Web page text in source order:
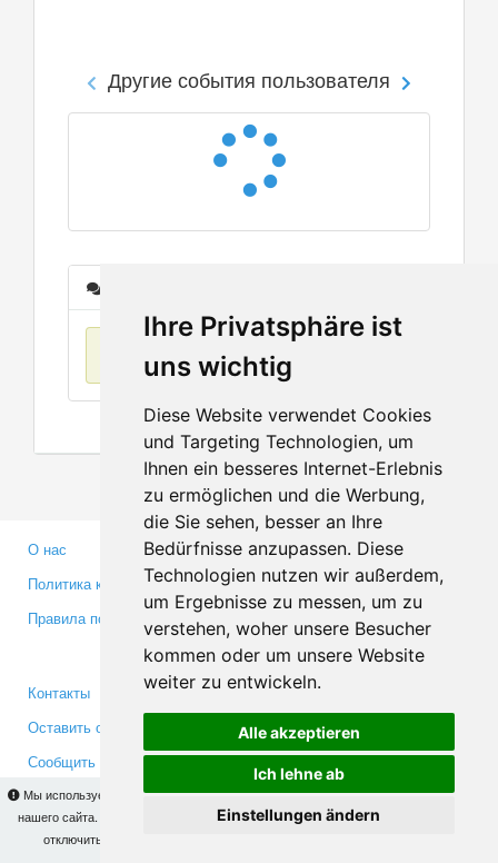
Ihre Privatsphäre ist
uns wichtig
Diese Website verwendet Cookies
und Targeting Technologien, um
Ihnen ein besseres Internet-Erlebnis
zu ermöglichen und die Werbung,
die Sie sehen, besser an Ihre
Bedürfnisse anzupassen. Diese
Technologien nutzen wir außerdem,
um Ergebnisse zu messen, um zu
verstehen, woher unsere Besucher
kommen oder um unsere Website
weiter zu entwickeln.
Alle akzeptieren
Ich lehne ab
Einstellungen ändern
Мы используем cookies для того, чтобы Вы могли использовать весь функционал
нашего сайта. На
Вы сможете узнать подробности и, при желании,
отключить использование cookies. Продолжая пользоваться сайтом, Вы
Другие события пользователя
О нас
Политика конфиденциальности
Правила пользования
Партнерам
Инвесторам
Медиа
Контакты
Оставить отзыв
Сообщить об ошибке
Facebook
Twitter
YouTube
Google+